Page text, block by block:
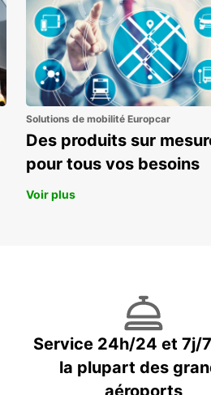
Solutions de mobilité Europcar
Des produits sur
pour tous vos besoins
Voir plus
Service 24h/24 et 7j/
la plupart des